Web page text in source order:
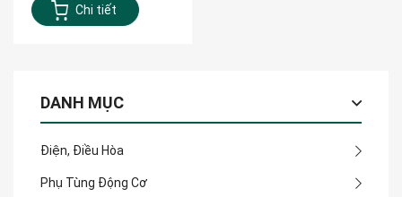
DANH MỤC
Điện, Điều Hòa
Phụ Tùng Động Cơ
Chi tiết